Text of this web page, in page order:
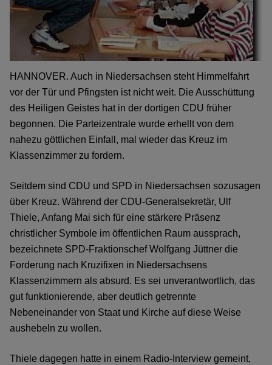
HANNOVER. Auch in Niedersachsen steht Himmelfahrt
vor der Tür und Pfingsten ist nicht weit. Die Ausschüttung
des Heiligen Geistes hat in der dortigen CDU früher
begonnen. Die Parteizentrale wurde erhellt von dem
nahezu göttlichen Einfall, mal wieder das Kreuz im
Klassenzimmer zu fordern.
Seitdem sind CDU und SPD in Niedersachsen sozusagen
über Kreuz. Während der CDU-Generalsekretär, Ulf
Thiele, Anfang Mai sich für eine stärkere Präsenz
christlicher Symbole im öffentlichen Raum aussprach,
bezeichnete SPD-Fraktionschef Wolfgang Jüttner die
Forderung nach Kruzifixen in Niedersachsens
Klassenzimmern als absurd. Es sei unverantwortlich, das
gut funktionierende, aber deutlich getrennte
Nebeneinander von Staat und Kirche auf diese Weise
aushebeln zu wollen.
Thiele dagegen hatte in einem Radio-Interview gemeint,